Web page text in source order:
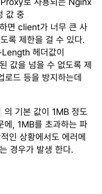
값 중
면 client가 너무 큰 사
록 제한을 걸 수 있다.
헤더값이
값을 넘을 수 없도록 제
드 등을 방지하는데
의 기본 값이 1MB 정도
에, 1MB를 초과하는 파
인 상황에서도 에러메
경우가 발생 한다.